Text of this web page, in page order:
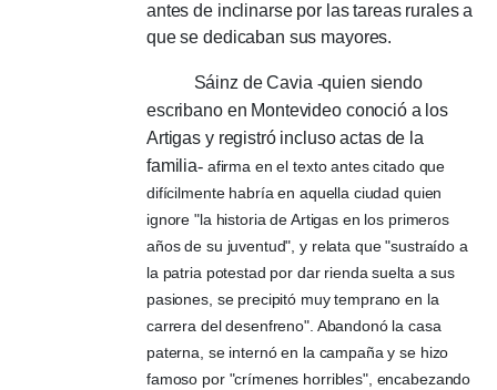
antes de inclinarse por las tareas rurales a
que se dedicaban sus mayores.
Sáinz de Cavia -quien siendo
escribano en Montevideo conoció a los
Artigas y registró incluso actas de la
familia-afirma en el texto antes citado que
difícilmente habría en aquella ciudad quien
ignore "la historia de Artigas en los primeros
años de su juventud", y relata que "sustraído a
la patria potestad por dar rienda suelta a sus
pasiones, se precipitó muy temprano en la
carrera del desenfreno". Abandonó la casa
paterna, se internó en la campaña y se hizo
famoso por "crímenes horribles", encabezando